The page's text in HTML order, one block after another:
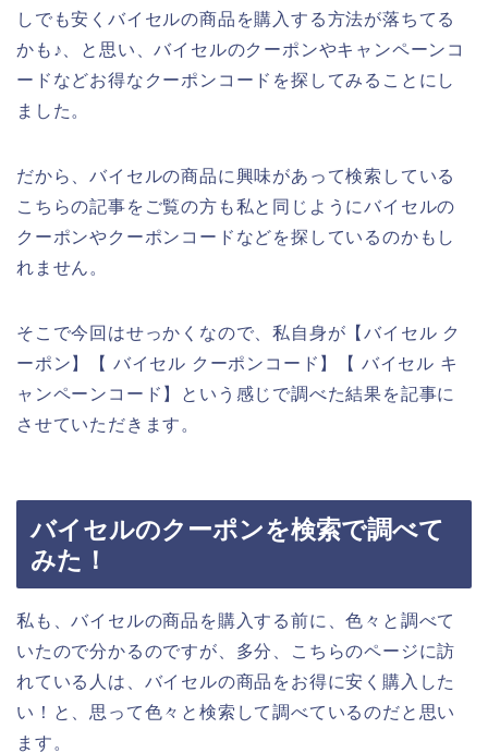
しでも安くバイセルの商品を購入する方法が落ちてる
かも♪、と思い、バイセルのクーポンやキャンペーンコ
ードなどお得なクーポンコードを探してみることにし
ました。
だから、バイセルの商品に興味があって検索している
こちらの記事をご覧の方も私と同じようにバイセルの
クーポンやクーポンコードなどを探しているのかもし
れません。
そこで今回はせっかくなので、私自身が【バイセル ク
ーポン】【 バイセル クーポンコード】【 バイセル キ
ャンペーンコード】という感じで調べた結果を記事に
させていただきます。
バイセルのクーポンを検索で調べて
みた！
私も、バイセルの商品を購入する前に、色々と調べて
いたので分かるのですが、多分、こちらのページに訪
れている人は、バイセルの商品をお得に安く購入した
い！と、思って色々と検索して調べているのだと思い
ます。